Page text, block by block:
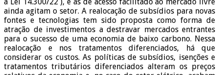
ainda agitam o setor. A realocação de subsídios para novas
fontes e tecnologias tem sido proposta como forma de
atração de investimentos a destravar mercados entrantes
para o sucesso de uma economia de baixo carbono. Nessa
realocação e nos tratamentos diferenciados, há que
considerar os custos. As políticas de subsídios, isenções e
tratamentos tributários diferenciados alteram os preços